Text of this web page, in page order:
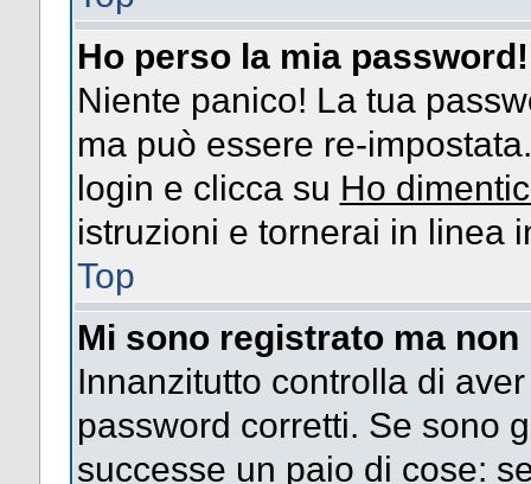
Ho perso la mia password!
Niente panico! La tua
ma può essere re-
login e clicca su Ho
istruzioni e tornerai in linea
Top
Mi sono registrato ma
Innanzitutto controlla di
password corretti. Se sono
successe un paio di cose: